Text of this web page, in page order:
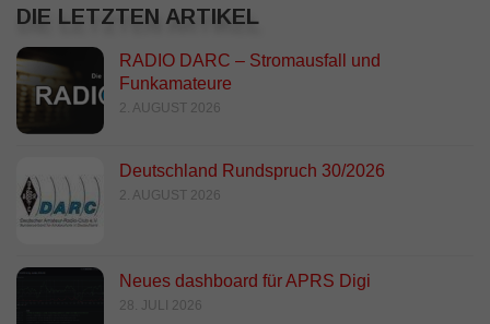
DIE LETZTEN ARTIKEL
RADIO DARC – Stromausfall und
Funkamateure
2. AUGUST 2026
Deutschland Rundspruch 30/2026
2. AUGUST 2026
Neues dashboard für APRS Digi
28. JULI 2026